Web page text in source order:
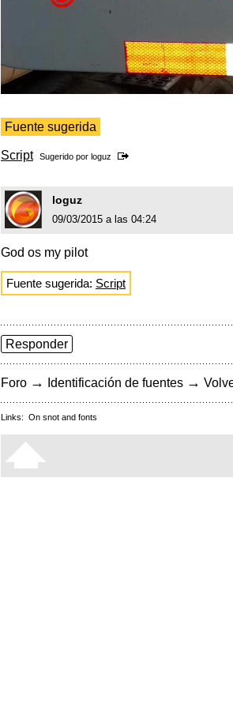
Fuente sugerida
Script Sugerido por loguz
loguz
09/03/2015 a las 04:24
God os my pilot
Fuente sugerida: Script
Responder
Foro → Identificación de fuentes →
Links: On snot and fonts